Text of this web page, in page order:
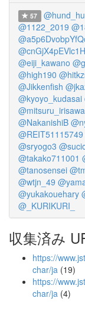
57
@1122_2019
@eiji_kawano
@high190
@Jikkenfish
@kyoyo_kudasai
@mitsuru_irisawa
@NakanishiB
@REIT51115749
@sryogo3
@takako711001
@tanosensei
@wtjn_49
@yukakouehary
@_KURIKURI_
収集済み
https://
char/ja (19)
https://
char/ja (4)